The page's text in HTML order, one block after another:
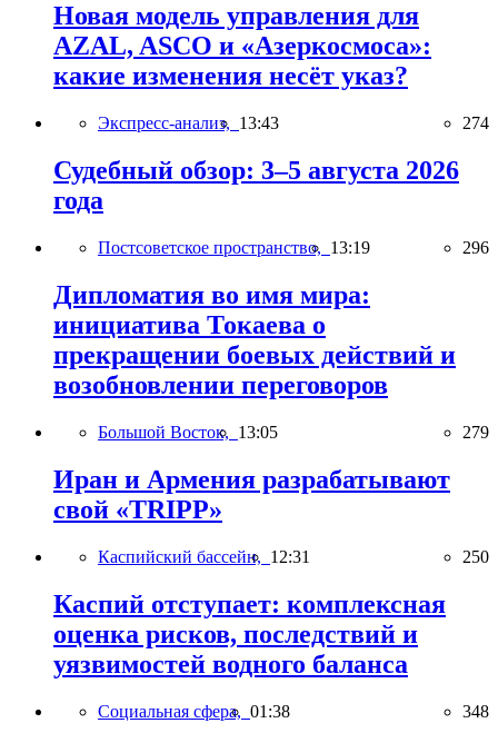
Новая модель управления для
AZAL, ASCO и «Азеркосмоса»:
какие изменения несёт указ?
Экспресс-анализ, 13:43 274
Судебный обзор: 3–5 августа 2026
года
Постсоветское пространство, 13:19 296
Дипломатия во имя мира:
инициатива Токаева о
прекращении боевых действий и
возобновлении переговоров
Большой Восток, 13:05 279
Иран и Армения разрабатывают
свой «TRIPP»
Каспийский бассейн, 12:31 250
Каспий отступает: комплексная
оценка рисков, последствий и
уязвимостей водного баланса
Социальная сфера, 01:38 348